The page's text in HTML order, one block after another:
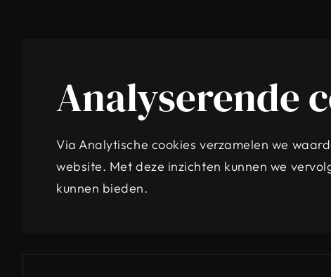
Analyserende
Via Analytische cookies verzamelen we
website. Met deze inzichten kunnen we
kunnen bieden.